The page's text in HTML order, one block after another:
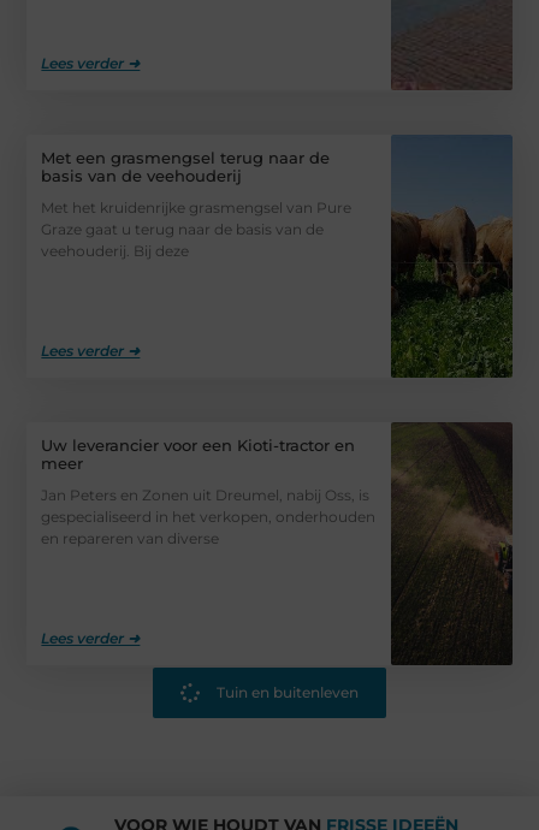
Lees verder ➜
Met een grasmengsel terug naar de
basis van de veehouderij
Met het kruidenrijke grasmengsel van Pure
Graze gaat u terug naar de basis van de
veehouderij. Bij deze
Lees verder ➜
Uw leverancier voor een Kioti-tractor en
meer
Jan Peters en Zonen uit Dreumel, nabij Oss, is
gespecialiseerd in het verkopen, onderhouden
en repareren van diverse
Lees verder ➜
Tuin en buitenleven